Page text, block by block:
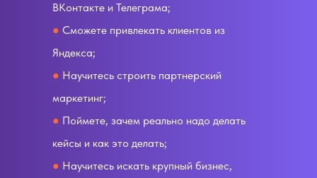
ВКонтакте и Телеграма;
● Сможете привлекать клиентов из
Яндекса;
● Научитесь строить партнерский
маркетинг;
● Поймете, зачем реально надо делать
кейсы и как это делать;
● Научитесь искать крупный бизнес,